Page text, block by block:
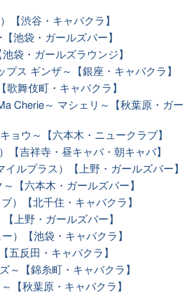
【渋谷・キャバクラ】
池袋・ガールズバー】
袋・ガールズラウンジ】
プス ギンザ～【銀座・キャバクラ】
歌舞伎町・キャバクラ】
Cherie～ マシェリ～【秋葉原・ガー
ョウ～【六本木・ニュークラブ】
【吉祥寺・昼キャバ・朝キャバ】
イルプラス）【上野・ガールズバー】
【六本木・ガールズバー】
）【北千住・キャバクラ】
上野・ガールズバー】
）【池袋・キャバクラ】
五反田・キャバクラ】
～【錦糸町・キャバクラ】
【秋葉原・キャバクラ】